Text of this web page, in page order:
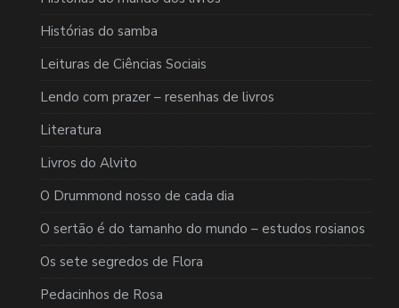
Histórias do samba
Leituras de Ciências Sociais
Lendo com prazer – resenhas de livros
Literatura
Livros do Alvito
O Drummond nosso de cada dia
O sertão é do tamanho do mundo – estudos rosianos
Os sete segredos de Flora
Pedacinhos de Rosa